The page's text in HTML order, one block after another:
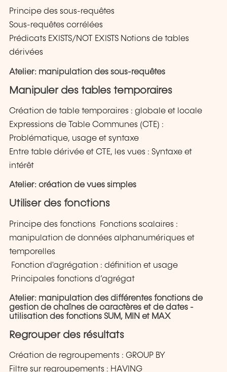
Principe des sous-requêtes
Sous-requêtes corrélées
Prédicats EXISTS/NOT EXISTS Notions de tables
dérivées
Atelier: manipulation des sous-requêtes
Manipuler des tables temporaires
Création de table temporaires : globale et locale
Expressions de Table Communes (CTE) :
Problématique, usage et syntaxe
Entre table dérivée et CTE, les vues : Syntaxe et
intérêt
Atelier: création de vues simples
Utiliser des fonctions
Principe des fonctions Fonctions scalaires :
manipulation de données alphanumériques et
temporelles
Fonction d'agrégation : définition et usage
Principales fonctions d’agrégat
Atelier: manipulation des différentes fonctions de
gestion de chaînes de caractères et de dates -
utilisation des fonctions SUM, MIN et MAX
Regrouper des résultats
Création de regroupements : GROUP BY
Filtre sur regroupements : HAVING